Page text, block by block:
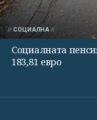
СОЦИАЛНА
Социалната
183,81 евро